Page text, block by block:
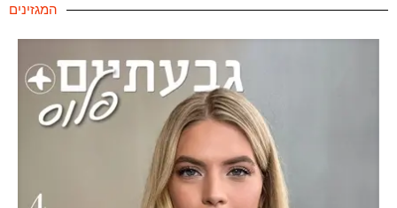
המגזינים